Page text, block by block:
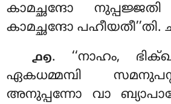
കാമച്ഛന്ദോ
കാമച്ഛന്ദോ പഹീയതീ’’തി.
൧൭. ‘‘നാഹം,
ഏകധമ്മമ്പി
അനുപ്പന്നോ വാ